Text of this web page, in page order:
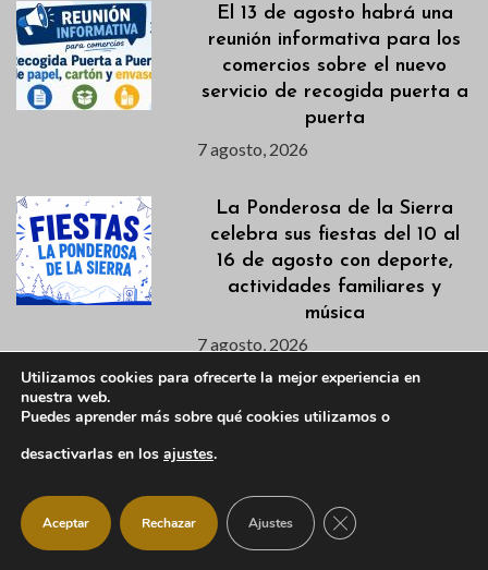
El 13 de agosto habrá una
reunión informativa para los
comercios sobre el nuevo
servicio de recogida puerta a
puerta
7 agosto, 2026
La Ponderosa de la Sierra
celebra sus fiestas del 10 al
16 de agosto con deporte,
actividades familiares y
música
7 agosto, 2026
Virgen de la Peña Sacra
7 agosto, 2026
Farmacias de guardia para
Utilizamos cookies para ofrecerte la mejor experiencia en
nuestra web.
Puedes aprender más sobre qué cookies utilizamos o
desactivarlas en los ajustes.
Aceptar Rechazar Ajustes CERRAR EL